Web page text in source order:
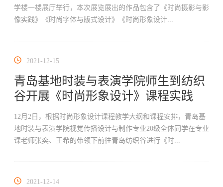
学楼一楼展厅举行，本次展览展出的作品包含了《时尚摄影与影
像实践》《时尚字体与版式设计》《时尚形象设计...
2021-12-15
青岛基地时装与表演学院师生到纺织
谷开展《时尚形象设计》课程实践
12月2日，根据时尚形象设计课程教学大纲和课程安排，青岛基
地时装与表演学院视觉传播设计与制作专业20级全体同学在专业
课老师张奕、王希的带领下前往青岛纺织谷进行《时...
2021-12-14